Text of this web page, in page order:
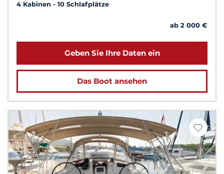
4 Kabinen
10 Schlafplätze
ab 2 000 €
Geben Sie Ihre Daten ein
Das Boot ansehen